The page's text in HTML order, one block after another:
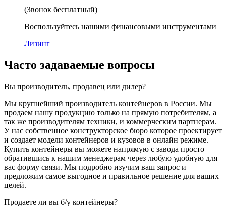
(Звонок бесплатный)
Воспользуйтесь нашими финансовыми инструментами
Лизинг
Часто задаваемые вопросы
Вы производитель, продавец или дилер?
Мы крупнейший производитель контейнеров в России. Мы
продаем нашу продукцию только на прямую потребителям, а
так же производителям техники, и коммерческим партнерам.
У нас собственное конструкторское бюро которое проектирует
и создает модели контейнеров и кузовов в онлайн режиме.
Купить контейнеры вы можете напрямую с завода просто
обратившись к нашим менеджерам через любую удобную для
вас форму связи. Мы подробно изучим ваш запрос и
предложим самое выгодное и правильное решение для ваших
целей.
Продаете ли вы б/у контейнеры?